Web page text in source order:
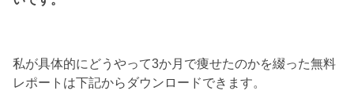
私が具体的にどうやって3か月で痩せたのかを綴った無料
レポートは下記からダウンロードできます。